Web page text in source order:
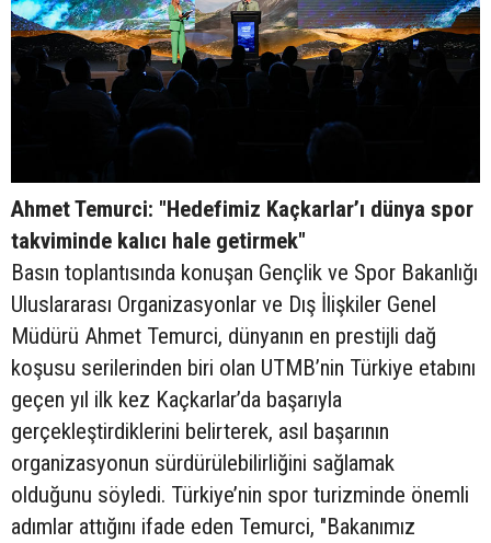
Ahmet Temurci: "Hedefimiz Kaçkarlar’ı dünya spor
takviminde kalıcı hale getirmek"
Basın toplantısında konuşan Gençlik ve Spor Bakanlığı
Uluslararası Organizasyonlar ve Dış İlişkiler Genel
Müdürü Ahmet Temurci, dünyanın en prestijli dağ
koşusu serilerinden biri olan UTMB’nin Türkiye etabını
geçen yıl ilk kez Kaçkarlar’da başarıyla
gerçekleştirdiklerini belirterek, asıl başarının
organizasyonun sürdürülebilirliğini sağlamak
olduğunu söyledi. Türkiye’nin spor turizminde önemli
adımlar attığını ifade eden Temurci, "Bakanımız